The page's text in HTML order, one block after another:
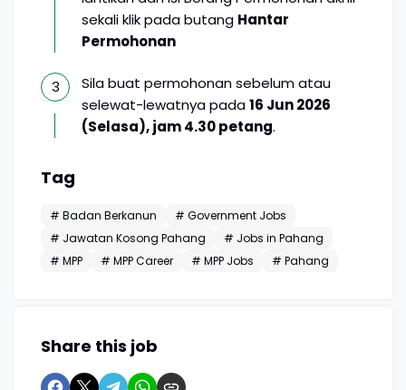
sekali klik pada butang Hantar
Permohonan
Sila buat permohonan sebelum atau
selewat-lewatnya pada16 Jun 2026
(Selasa), jam 4.30 petang.
Tag
# Badan Berkanun
# Government Jobs
# Jawatan Kosong Pahang
# Jobs in Pahang
# MPP
# MPP Career # MPP Jobs # Pahang
Share this job